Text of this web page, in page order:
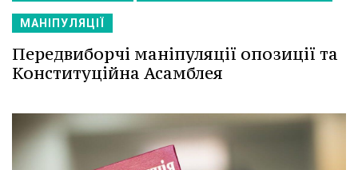
МАНІПУЛЯЦІЇ
Передвиборчі маніпуляції опозиції та
Конституційна Асамблея